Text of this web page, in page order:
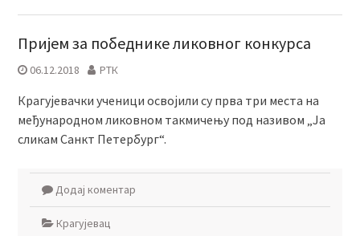
Пријем за победнике ликовног конкурса
06.12.2018 РТК
Крагујевачки ученици освојили су прва три места на
међународном ликовном такмичењу под називом „Ја
сликам Санкт Петербург“.
Додај коментар
Крагујевац